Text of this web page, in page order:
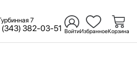
7
(343) 382-03-51 ВойтиИзбранноеКорзина